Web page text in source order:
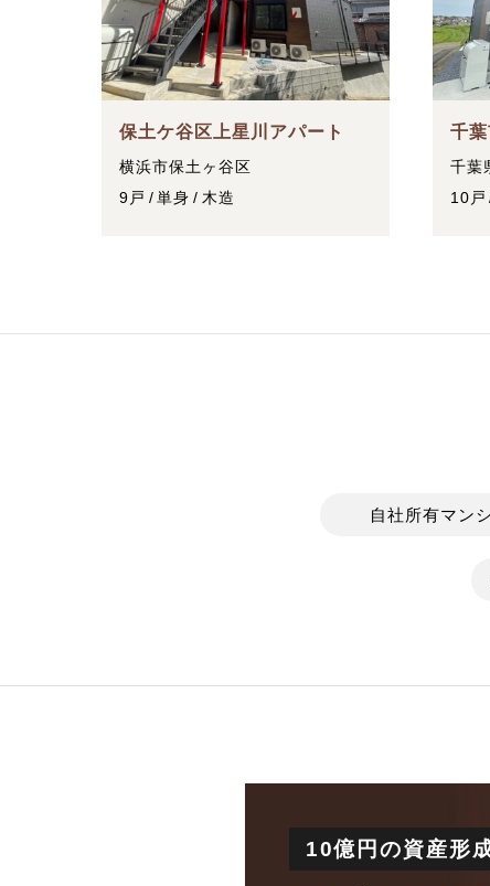
保土ケ谷区上星川アパート
横浜市保土ヶ谷区
9戸
単身 木造
千
千葉
10戸
自社所有マン
10億円の資産形